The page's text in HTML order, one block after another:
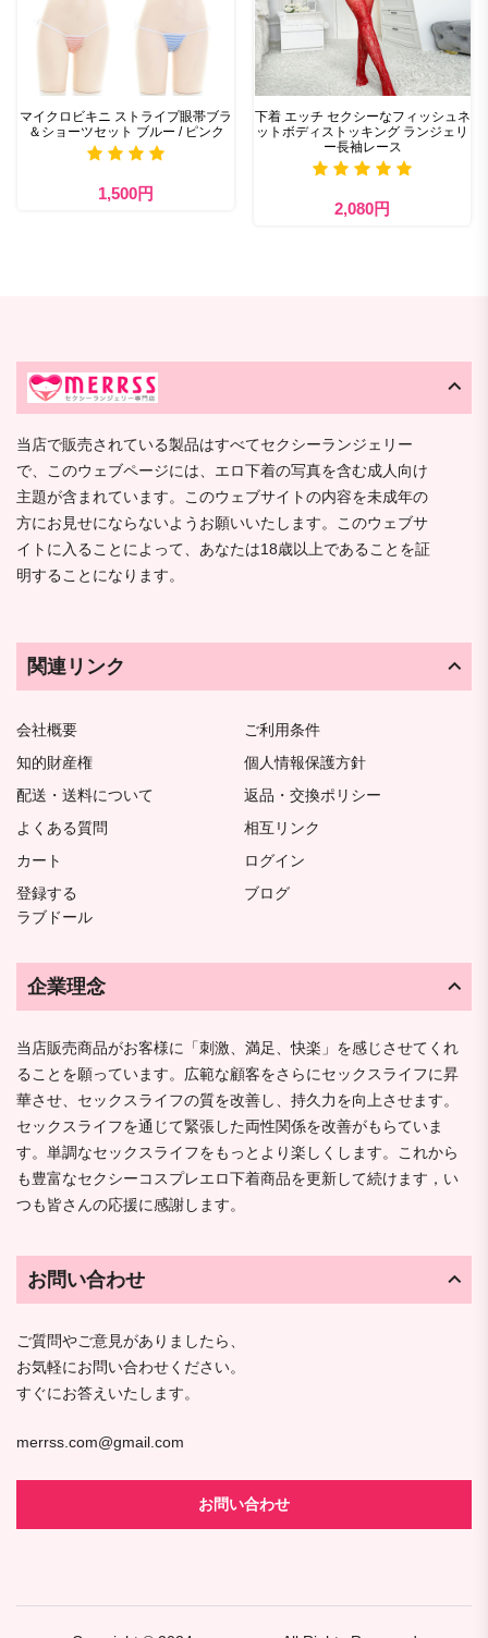
マイクロビキニ ストライプ眼帯ブラ
＆ショーツセット ブルー / ピンク
1,500円
下着 エッチ セクシーなフィッシュネ
ットボディストッキング ランジェリ
ー長袖レース
2,080円
当店で販売されている製品はすべてセクシーランジェリー
で、このウェブページには、エロ下着の写真を含む成人向け
主題が含まれています。このウェブサイトの内容を未成年の
方にお見せにならないようお願いいたします。このウェブサ
イトに入ることによって、あなたは18歳以上であることを証
明することになります。
関連リンク
会社概要
ご利用条件
知的財産権
個人情報保護方針
配送・送料について
返品・交換ポリシー
よくある質問
相互リンク
カート
ログイン
登録する
ブログ
ラブドール
企業理念
当店販売商品がお客様に「刺激、満足、快楽」を感じさせてくれ
ることを願っています。広範な顧客をさらにセックスライフに昇
華させ、セックスライフの質を改善し、持久力を向上させます。
セックスライフを通じて緊張した両性関係を改善がもらていま
す。単調なセックスライフをもっとより楽しくします。これから
も豊富なセクシーコスプレエロ下着商品を更新して続けます，い
つも皆さんの応援に感謝します。
お問い合わせ
ご質問やご意見がありましたら、
お気軽にお問い合わせください。
すぐにお答えいたします。
merrss.com@gmail.com
お問い合わせ